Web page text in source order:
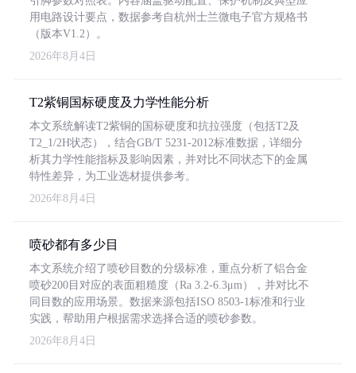
用电路设计要点，数据参考自杭州士兰微电子官方规格书
（版本V1.2）。
2026年8月4日
T2紫铜国标硬度及力学性能分析
本文系统解读T2紫铜的国标硬度和抗拉强度（包括T2及
T2_1/2H状态），结合GB/T 5231-2012标准数据，详细分
析其力学性能指标及影响因素，并对比不同状态下的金属
特性差异，为工业选材提供参考。
2026年8月4日
喷砂都有多少目
本文系统介绍了喷砂目数的分级标准，重点分析了铝合金
喷砂200目对应的表面粗糙度（Ra 3.2-6.3μm），并对比不
同目数的应用场景。数据来源包括ISO 8503-1标准和行业
实践，帮助用户根据需求选择合适的喷砂参数。
2026年8月4日